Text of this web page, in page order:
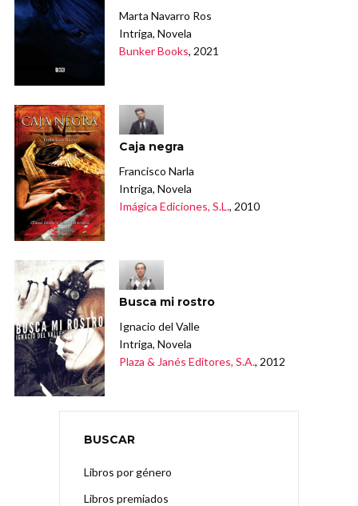
Marta Navarro Ros
Intriga, Novela
Bunker Books, 2021
Caja negra
Francisco Narla
Intriga, Novela
Imágica Ediciones, S.L., 2010
Busca mi rostro
Ignacio del Valle
Intriga, Novela
Plaza & Janés Editores, S.A., 2012
BUSCAR
Libros por género
Libros premiados